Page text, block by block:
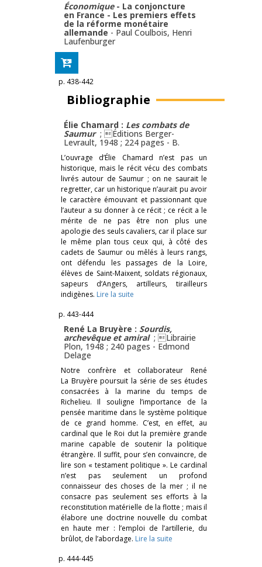
Économique - La conjoncture
en France - Les premiers effets
de la réforme monétaire
allemande - Paul Coulbois, Henri
Laufenburger
p. 438-442
Bibliographie
Élie Chamard : Les combats de
Saumur ; Éditions Berger-
Levrault, 1948 ; 224 pages - B.
L’ouvrage d’Élie Chamard n’est pas un
historique, mais le récit vécu des combats
livrés autour de Saumur ; on ne saurait le
regretter, car un historique n’aurait pu avoir
le caractère émouvant et passionnant que
l’auteur a su donner à ce récit ; ce récit a le
mérite de ne pas être non plus une
apologie des seuls cavaliers, car il place sur
le même plan tous ceux qui, à côté des
cadets de Saumur ou mêlés à leurs rangs,
ont défendu les passages de la Loire,
élèves de Saint-Maixent, soldats régionaux,
sapeurs d’Angers, artilleurs, tirailleurs
indigènes. Lire la suite
p. 443-444
René La Bruyère : Sourdis,
archevêque et amiral ; Librairie
Plon, 1948 ; 240 pages - Edmond
Delage
Notre confrère et collaborateur René
La Bruyère poursuit la série de ses études
consacrées à la marine du temps de
Richelieu. Il souligne l’importance de la
pensée maritime dans le système politique
de ce grand homme. C’est, en effet, au
cardinal que le Roi dut la première grande
marine capable de soutenir la politique
étrangère. Il suffit, pour s’en convaincre, de
lire son « testament politique ». Le cardinal
n’est pas seulement un profond
connaisseur des choses de la mer ; il ne
consacre pas seulement ses efforts à la
reconstitution matérielle de la flotte ; mais il
élabore une doctrine nouvelle du combat
en haute mer : l’emploi de l’artillerie, du
brûlot, de l’abordage. Lire la suite
p. 444-445